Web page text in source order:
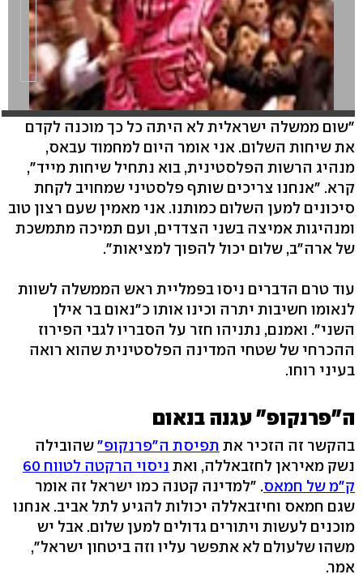
"שום ממשלה ישראלית לא היתה כל כך מוכנה לקדם
את שיחות השלום. אני אומר היום למחמוד עבאס,
מנהיג הרשות הפלסטינית, בוא נתחיל שיחות מייד",
קרא. "אנחנו צריכים שותף פלסטיני שמחויב לקחת
סיכונים למען השלום כמותנו. אני מאמין שעם רצון טוב
ומנהיגות אמיצה בשני הצדדים, ועם תמיכה מתמשכת
של ארה"ב, שלום יכול להפוך למציאות".
עוד טרם הדברים ניסו בפמליית ראש הממשלה לשוות
לנאומו חשיבות יתרה וכינו אותו כ"נאום בר אילן
השני". ואמנם, נתניהו חזר על הסבריו לגבי הפירוז
ההכרחי של שטחי המדינה הפלסטינית שהוא רואה
בעיני רוחו.
ה"פרנקופ" עגנה בנאום
בהקשר זה הזכיר את תפיסת ה"פרנקופ"שהובילה
נשק מאיראן לחזבאללה, ואת
ניסוי הרקטה לטווח 60
ק"מ של חמאס. "למדינה קטנה כמו ישראל זה אומר
שגם חמאס וחיזבאללה יכולות להגיע לתל אביב. אנחנו
מוכנים לעשות ויתורים גדולים למען שלום. אבל יש
משהו שלעולם לא אתפשר עליו וזה ביטחון ישראל",
אמר.